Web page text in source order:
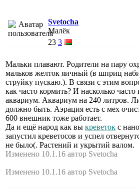
Svetocha
Малёк
23 3
Мальки плавают. Родители на пару
мальков желток яичный (в шприц
струйку пускаю.). В связи с этим
как часто кормить? И насколько часто
аквариум. Аквариум на 240 литров.
должно быть. Аэрация есть с мех
600 внешник тоже работает.
Да и ещё народ как вы креветок с
запустил креветосов и успел
не было(. Растений и укрытий валом.
Изменено 10.1.16 автор Svetocha
Изменено 10.1.16 автор Svetocha